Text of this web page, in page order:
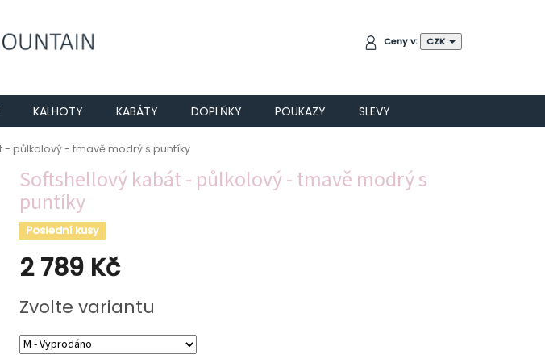
NÁKUPNÍCeny v: CZK
KALHOTY KABÁTY DOPLŇKY POUKAZY SLEVY
- půlkolový - tmavě modrý s puntíky
Softshellový kabát - půlkolový - tmavě modrý s
puntíky
Poslední kusy
2 789 Kč
cena:
Zvolte variantu